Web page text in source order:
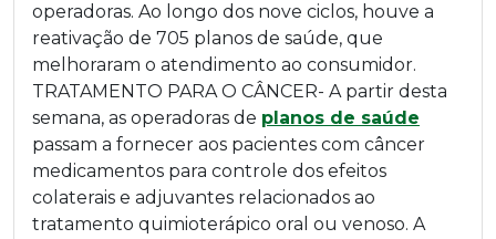
operadoras. Ao longo dos nove ciclos, houve a
reativação de 705 planos de saúde, que
melhoraram o atendimento ao consumidor.
TRATAMENTO PARA O CÂNCER- A partir desta
semana, as operadoras de planos de saúde
passam a fornecer aos pacientes com câncer
medicamentos para controle dos efeitos
colaterais e adjuvantes relacionados ao
tratamento quimioterápico oral ou venoso. A